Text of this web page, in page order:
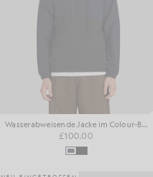
Wasserabweisende Jacke im Colour-Block-Design
£100.00